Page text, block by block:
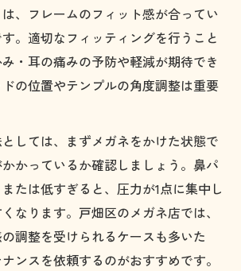
、フレームのフィット感が合ってい
。適切なフィッティングを行うこと
・耳の痛みの予防や軽減が期待でき
の位置やテンプルの角度調整は重要
しては、まずメガネをかけた状態で
かっているか確認しましょう。鼻パ
たは低すぎると、圧力が1点に集中し
なります。戸畑区のメガネ店では、
調整を受けられるケースも多いた
ンスを依頼するのがおすすめです。